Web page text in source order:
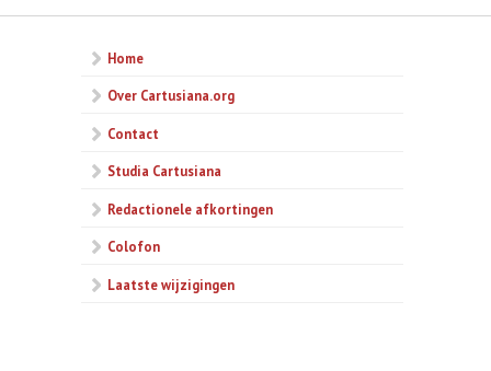
Home
Over Cartusiana.org
Contact
Studia Cartusiana
Redactionele afkortingen
Colofon
Laatste wijzigingen